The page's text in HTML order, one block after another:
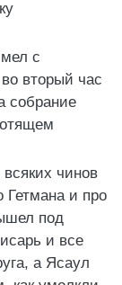
с
вторый час
собрание
чинов
Гетмана и про
под
и все
а Ясаул